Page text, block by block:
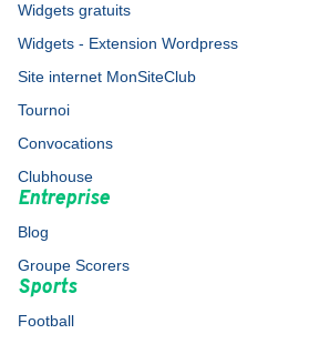
Widgets gratuits
Widgets - Extension Wordpress
Site internet MonSiteClub
Tournoi
Convocations
Clubhouse
Entreprise
Blog
Groupe Scorers
Sports
Football